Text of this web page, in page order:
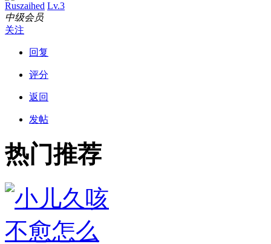
Ruszaihed Lv.3
中级会员
关注
回复
评分
返回
发帖
热门推荐